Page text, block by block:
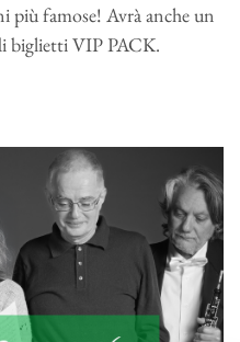
più famose! Avrà anche un
biglietti VIP PACK.